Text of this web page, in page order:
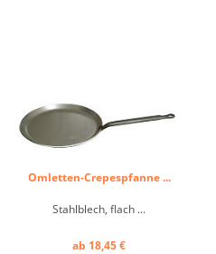
Omletten-Crepespfanne ...
Stahlblech, flach ...
ab 18,45 €